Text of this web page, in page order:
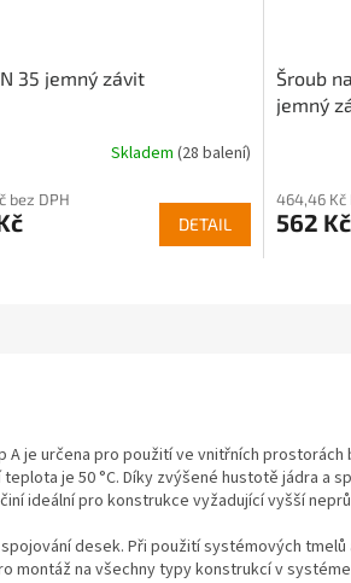
35 jemný závit
Skladem (28 balení)
bez DPH
DETAIL
Šroub
jemný
464,46 Kč
562 Kč
A je určena pro použití ve vnitřních
je 50 °C. Díky zvýšené hustotě jádra a
ideální pro konstrukce vyžadující vyšší
desek. Při použití systémových
montáž na všechny typy konstrukcí v